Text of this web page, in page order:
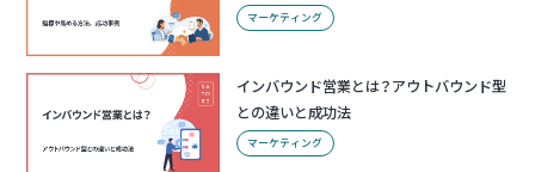
マーケティング
インバウンド営業とは？アウトバウンド型
との違いと成功法
マーケティング